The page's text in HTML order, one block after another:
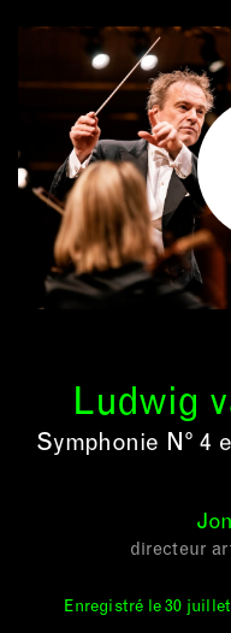
Ludwig
Symphonie N° 4
directeur
Enregistré le 30